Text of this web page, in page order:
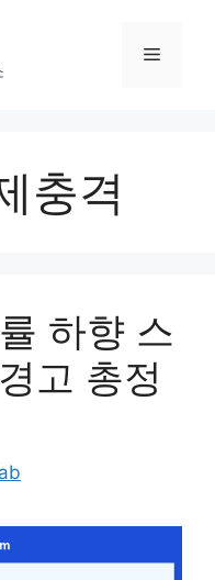
메
충격
하향 스
고 총정